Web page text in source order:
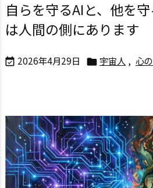
自らを守るAIと、他を守
は人間の側にあります
 2026年4月29日  宇宙人 , 心